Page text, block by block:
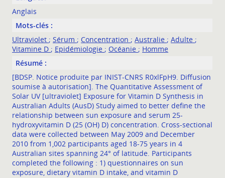
Anglais
Mots-clés :
Ultraviolet ; Sérum ; Concentration ; Australie ; Adulte ;
Vitamine D ; Epidémiologie ; Océanie ; Homme
Résumé :
[BDSP. Notice produite par INIST-CNRS R0xlFpH9. Diffusion
soumise à autorisation]. The Quantitative Assessment of
Solar UV [ultraviolet] Exposure for Vitamin D Synthesis in
Australian Adults (AusD) Study aimed to better define the
relationship between sun exposure and serum 25-
hydroxyvitamin D (25 (OH) D) concentration. Cross-sectional
data were collected between May 2009 and December
2010 from 1,002 participants aged 18-75 years in 4
Australian sites spanning 24° of latitude. Participants
completed the following : 1) questionnaires on sun
exposure, dietary vitamin D intake, and vitamin D